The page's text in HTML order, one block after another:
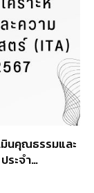
มินคุณธรรมและ
ระจำ